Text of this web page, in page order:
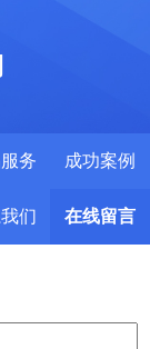
务 成功案例
们 在线留言